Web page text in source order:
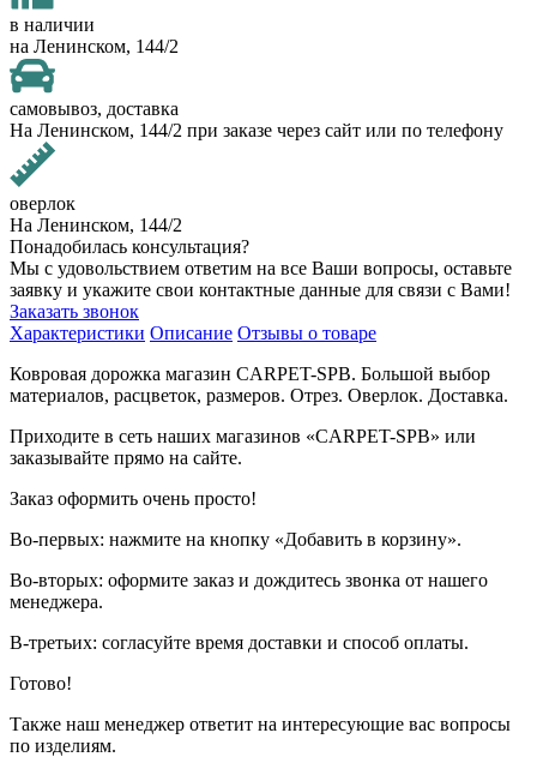
в наличии
на Ленинском, 144/2
самовывоз, доставка
На Ленинском, 144/2 при заказе через сайт или по телефону
оверлок
На Ленинском, 144/2
Понадобилась консультация?
Мы с удовольствием ответим на все Ваши вопросы, оставьте
заявку и укажите свои контактные данные для связи с Вами!
Заказать звонок
Характеристики Описание Отзывы о товаре
Ковровая дорожка магазин CARPET-SPB. Большой выбор
материалов, расцветок, размеров. Отрез. Оверлок. Доставка.
Приходите в сеть наших магазинов «CARPET-SPB» или
заказывайте прямо на сайте.
Заказ оформить очень просто!
Во-первых: нажмите на кнопку «Добавить в корзину».
Во-вторых: оформите заказ и дождитесь звонка от нашего
менеджера.
В-третьих: согласуйте время доставки и способ оплаты.
Готово!
Также наш менеджер ответит на интересующие вас вопросы
по изделиям.